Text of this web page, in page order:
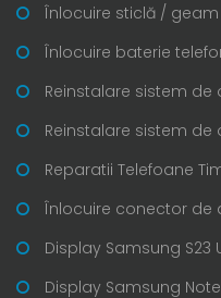
Înlocuire sticlă /
Înlocuire baterie
Reinstalare sistem de
Reinstalare sistem de
Reparatii Telefoane
Înlocuire conector de
Display Samsung S23
Display Samsung